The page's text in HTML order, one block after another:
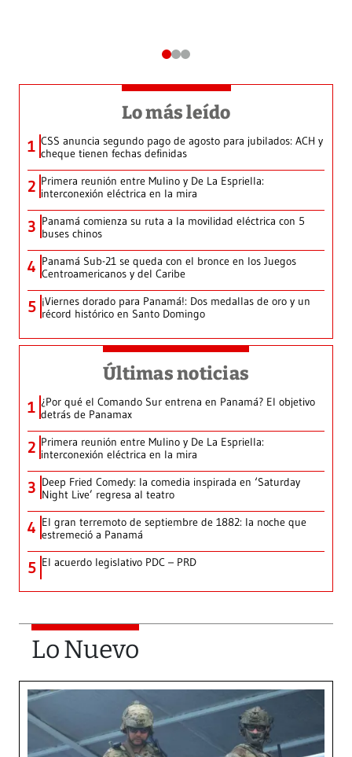
Lo más leído
1 CSS anuncia segundo pago de agosto para jubilados: ACH y
cheque tienen fechas definidas
2 Primera reunión entre Mulino y De La Espriella:
interconexión eléctrica en la mira
3 Panamá comienza su ruta a la movilidad eléctrica con 5
buses chinos
4 Panamá Sub-21 se queda con el bronce en los Juegos
Centroamericanos y del Caribe
5 ¡Viernes dorado para Panamá!: Dos medallas de oro y un
récord histórico en Santo Domingo
Últimas noticias
1 ¿Por qué el Comando Sur entrena en Panamá? El objetivo
detrás de Panamax
2 Primera reunión entre Mulino y De La Espriella:
interconexión eléctrica en la mira
3 Deep Fried Comedy: la comedia inspirada en ‘Saturday
Night Live’ regresa al teatro
4 El gran terremoto de septiembre de 1882: la noche que
estremeció a Panamá
5 El acuerdo legislativo PDC – PRD
Lo Nuevo